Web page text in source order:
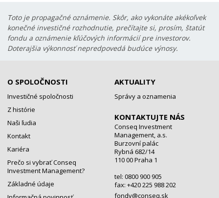
Toto je propagačné oznámenie. Skôr, ako vykonáte akékoľvek
konečné investičné rozhodnutie, prečítajte si, prosím, štatút
fondu a oznámenie kľúčových informácií pre investorov.
Doterajšia výkonnosť nepredpovedá budúce výnosy.
O SPOLOČNOSTI
Investičné spoločnosti
Z histórie
Naši ľudia
Kontakt
Kariéra
Prečo si vybrať Conseq
Investment Management?
Základné údaje
AKTUALITY
Správy a oznamenia
KONTAKTUJTE NÁS
Conseq Investment
Management, a.s.
Burzovní palác
Rybná 682/14
110 00 Praha 1
tel: 0800 900 905
fax: +420 225 988 202
fondy@conseq.sk